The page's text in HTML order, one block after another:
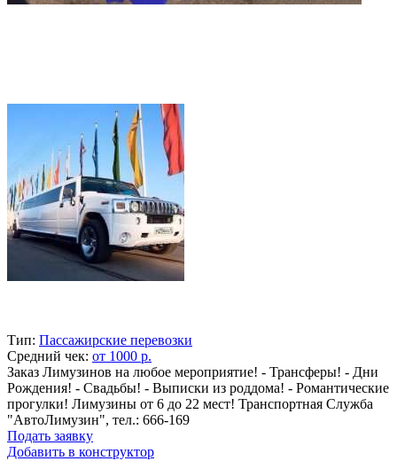
Тип: Пассажирские перевозки
Средний чек: от 1000 р.
Заказ Лимузинов на любое мероприятие! - Трансферы! - Дни
Рождения! - Свадьбы! - Выписки из роддома! - Романтические
прогулки! Лимузины от 6 до 22 мест! Транспортная Служба
"АвтоЛимузин", тел.: 666-169
Подать заявку
Добавить в конструктор